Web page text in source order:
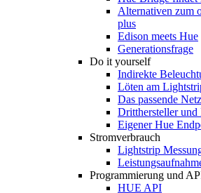
Alternativen zum
plus
Edison meets Hue
Generationsfrage
Do it yourself
Indirekte
Löten am
Das passende
Dritthersteller
Eigener Hue
Stromverbrauch
Lightstrip
Programmierung und
HUE API